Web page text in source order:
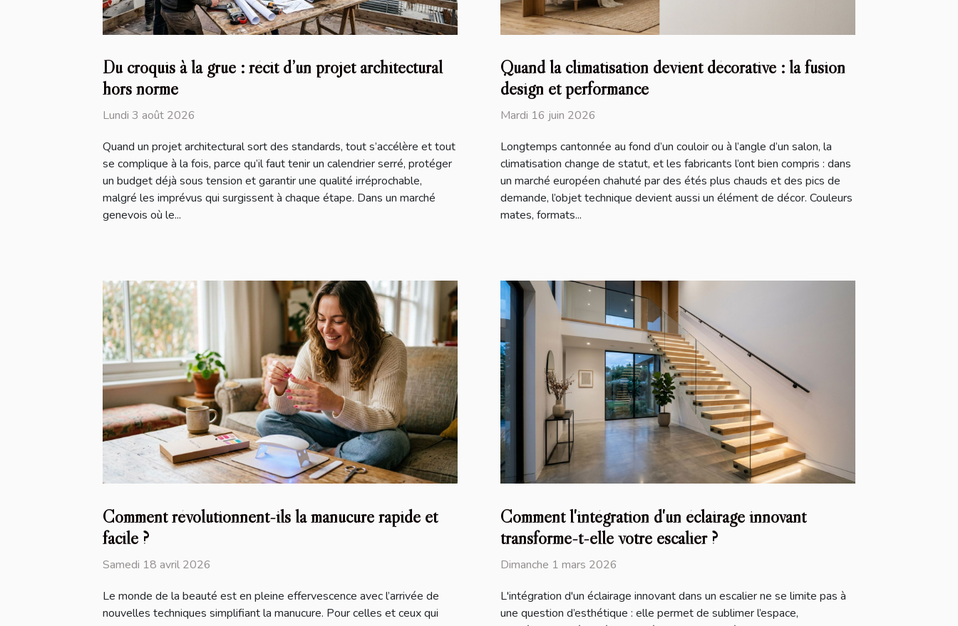
Du croquis à la grue : récit d’un projet architectural
hors norme
Lundi 3 août 2026
Quand un projet architectural sort des standards, tout s’accélère et tout
se complique à la fois, parce qu’il faut tenir un calendrier serré, protéger
un budget déjà sous tension et garantir une qualité irréprochable,
malgré les imprévus qui surgissent à chaque étape. Dans un marché
genevois où le...
Quand la climatisation devient décorative : la fusion
design et performance
Mardi 16 juin 2026
Longtemps cantonnée au fond d’un couloir ou à l’angle d’un salon, la
climatisation change de statut, et les fabricants l’ont bien compris : dans
un marché européen chahuté par des étés plus chauds et des pics de
demande, l’objet technique devient aussi un élément de décor. Couleurs
mates, formats...
Comment révolutionnent-ils la manucure rapide et
facile ?
Samedi 18 avril 2026
Le monde de la beauté est en pleine effervescence avec l’arrivée de
nouvelles techniques simplifiant la manucure. Pour celles et ceux qui
Comment l'intégration d'un éclairage innovant
transforme-t-elle votre escalier ?
Dimanche 1 mars 2026
L'intégration d'un éclairage innovant dans un escalier ne se limite pas à
une question d’esthétique : elle permet de sublimer l’espace,